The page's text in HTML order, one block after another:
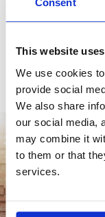
Consent
This website
We use cookies
provide social
We also share
our social media,
may combine it
to them or that
services.
uniques que
avons
nos clients un
l'Outlet de la